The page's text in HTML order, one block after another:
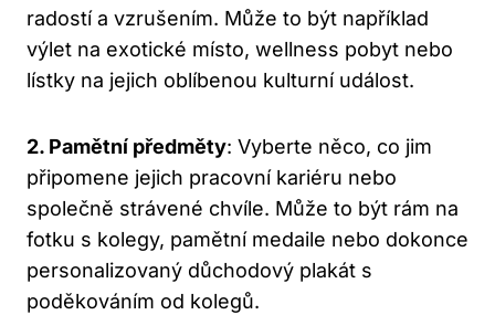
radostí a vzrušením. Může to být například
výlet na exotické místo, wellness pobyt nebo
lístky na jejich oblíbenou kulturní událost.
2. Pamětní předměty: Vyberte něco, co jim
připomene jejich pracovní kariéru nebo
společně strávené chvíle. Může to být rám na
fotku s kolegy, pamětní medaile nebo dokonce
personalizovaný důchodový plakát s
poděkováním od kolegů.